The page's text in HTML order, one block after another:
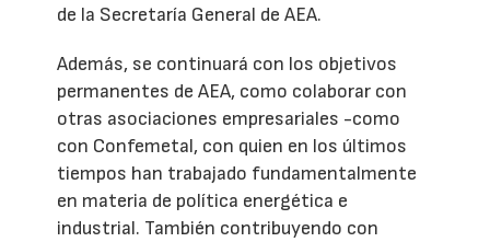
de la Secretaría General de AEA.
Además, se continuará con los objetivos
permanentes de AEA, como colaborar con
otras asociaciones empresariales -como
con Confemetal, con quien en los últimos
tiempos han trabajado fundamentalmente
en materia de política energética e
industrial. También contribuyendo con